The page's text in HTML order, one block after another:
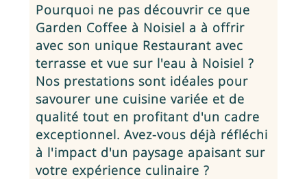
Pourquoi ne pas découvrir ce que
Garden Coffee à Noisiel a à offrir
avec son unique Restaurant avec
terrasse et vue sur l'eau à Noisiel ?
Nos prestations sont idéales pour
savourer une cuisine variée et de
qualité tout en profitant d'un cadre
exceptionnel. Avez-vous déjà réfléchi
à l'impact d'un paysage apaisant sur
votre expérience culinaire ?